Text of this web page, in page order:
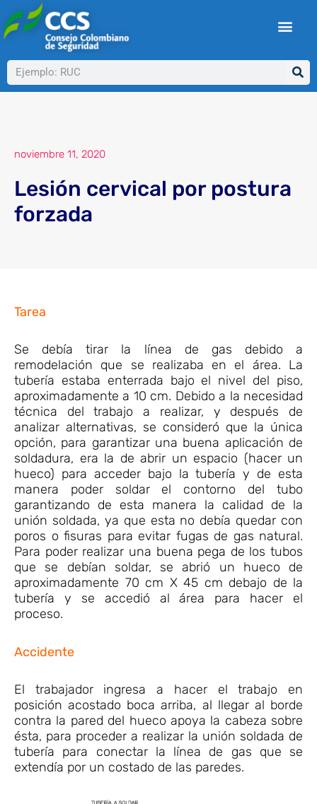
al
contenido
Buscar
noviembre 11, 2020
Lesión cervical por postura
forzada
Tarea
Se debía tirar la línea de gas debido a
remodelación que se realizaba en el área. La
tubería estaba enterrada bajo el nivel del piso,
aproximadamente a 10 cm. Debido a la necesidad
técnica del trabajo a realizar, y después de
analizar alternativas, se consideró que la única
opción, para garantizar una buena aplicación de
soldadura, era la de abrir un espacio (hacer un
hueco) para acceder bajo la tubería y de esta
manera poder soldar el contorno del tubo
garantizando de esta manera la calidad de la
unión soldada, ya que esta no debía quedar con
poros o fisuras para evitar fugas de gas natural.
Para poder realizar una buena pega de los tubos
que se debían soldar, se abrió un hueco de
aproximadamente 70 cm X 45 cm debajo de la
tubería y se accedió al área para hacer el
proceso.
Accidente
El trabajador ingresa a hacer el trabajo en
posición acostado boca arriba, al llegar al borde
contra la pared del hueco apoya la cabeza sobre
ésta, para proceder a realizar la unión soldada de
tubería para conectar la línea de gas que se
extendía por un costado de las paredes.